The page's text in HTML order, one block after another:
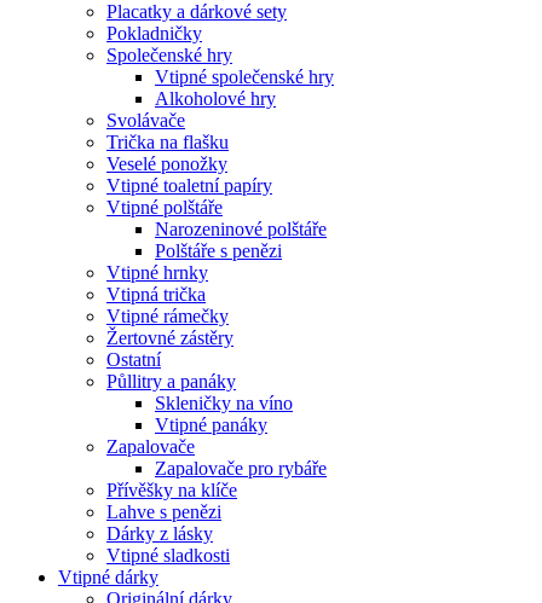
Placatky a dárkové sety
Pokladničky
Společenské hry
Vtipné společenské hry
Alkoholové hry
Svolávače
Trička na flašku
Veselé ponožky
Vtipné toaletní papíry
Vtipné polštáře
Narozeninové polštáře
Polštáře s penězi
Vtipné hrnky
Vtipná trička
Vtipné rámečky
Žertovné zástěry
Ostatní
Půllitry a panáky
Skleničky na víno
Vtipné panáky
Zapalovače
Zapalovače pro rybáře
Přívěšky na klíče
Lahve s penězi
Dárky z lásky
Vtipné sladkosti
Vtipné dárky
Originální dárky